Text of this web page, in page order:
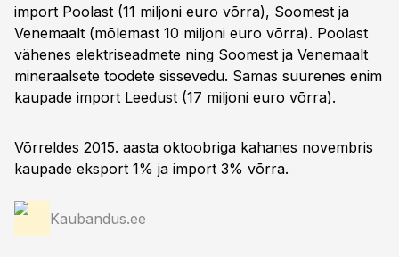
import Poolast (11 miljoni euro võrra), Soomest ja
Venemaalt (mõlemast 10 miljoni euro võrra). Poolast
vähenes elektriseadmete ning Soomest ja Venemaalt
mineraalsete toodete sissevedu. Samas suurenes enim
kaupade import Leedust (17 miljoni euro võrra).
Võrreldes 2015. aasta oktoobriga kahanes novembris
kaupade eksport 1% ja import 3% võrra.
Kaubandus.ee